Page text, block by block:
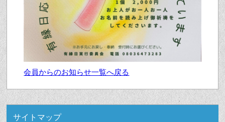
会員からのお知らせ一覧へ戻る
サイトマップ